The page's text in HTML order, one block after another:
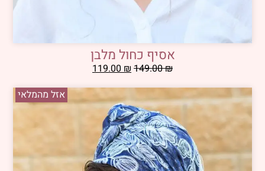
אסיף כחול מלבן
149.00₪
119.00₪
אזל מהמלאי